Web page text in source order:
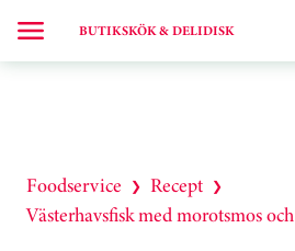
BUTIKSKÖK & DELIDISK
Foodservice ❯ Recept ❯
Västerhavsfisk med morotsmos